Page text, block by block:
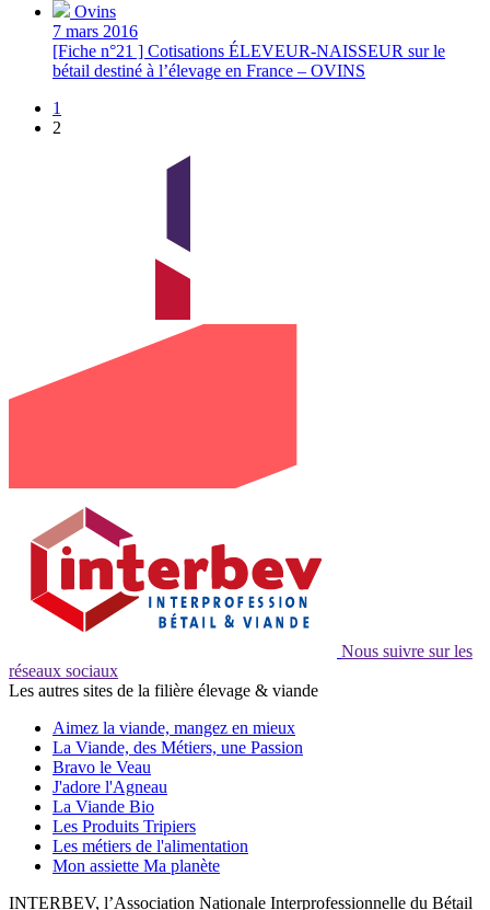
Ovins
7 mars 2016
[Fiche n°21 ] Cotisations ÉLEVEUR-NAISSEUR sur le
bétail destiné à l’élevage en France – OVINS
1
2
Nous suivre sur les
réseaux sociaux
Les autres sites de la filière élevage & viande
Aimez la viande, mangez en mieux
La Viande, des Métiers, une Passion
Bravo le Veau
J'adore l'Agneau
La Viande Bio
Les Produits Tripiers
Les métiers de l'alimentation
Mon assiette Ma planète
INTERBEV, l’Association Nationale Interprofessionnelle du Bétail